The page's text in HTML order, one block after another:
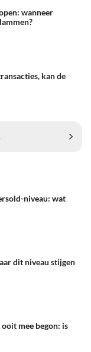
wanneer
kan de
niveau: wat
dit niveau stijgen
mee begon: is